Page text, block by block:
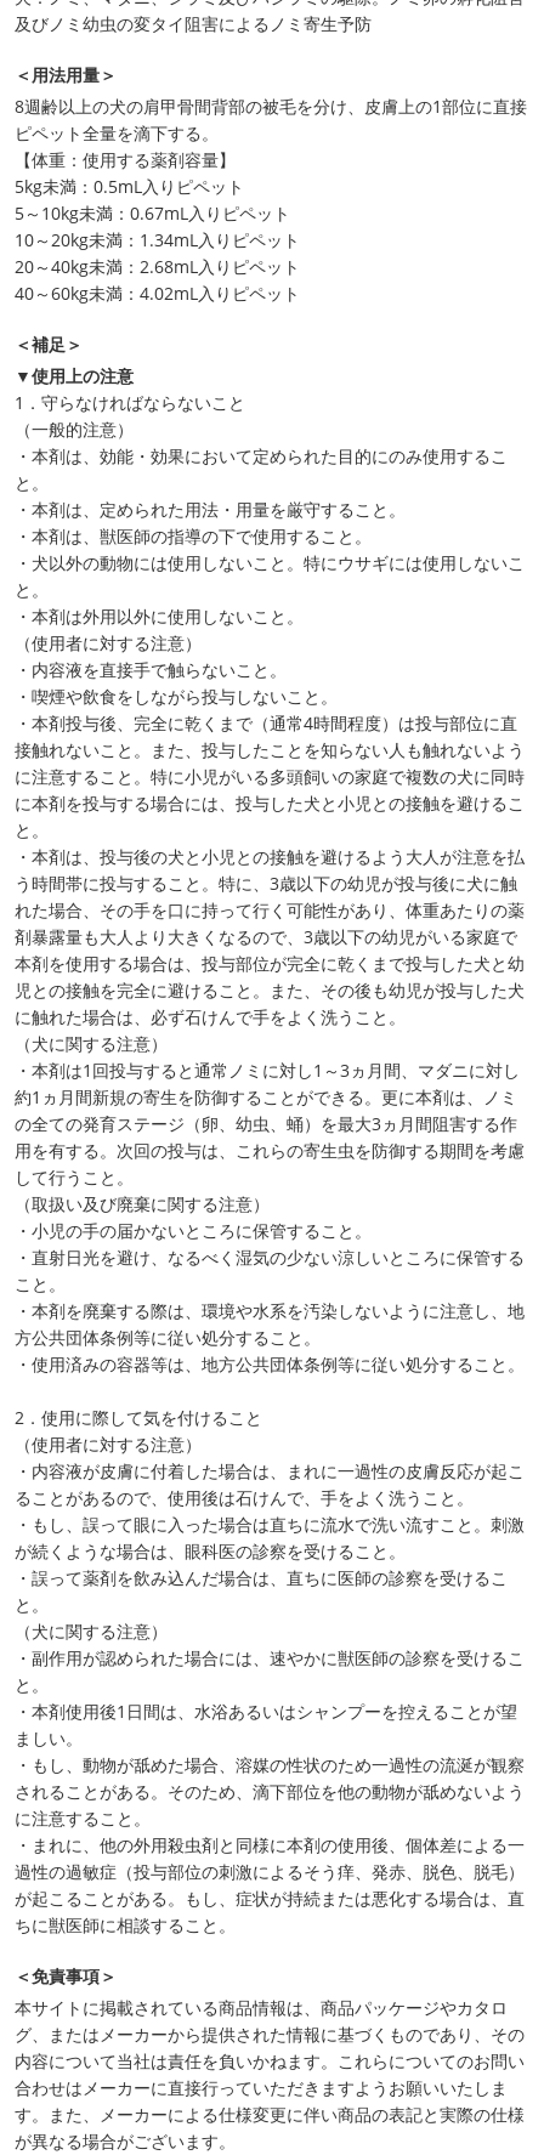
及びノミ幼虫の変タイ阻害によるノミ寄生予防
＜用法用量＞
8週齢以上の犬の肩甲骨間背部の被毛を分け、皮膚上の1部位に直接
ピペット全量を滴下する。
【体重：使用する薬剤容量】
5kg未満：0.5mL入りピペット
5～10kg未満：0.67mL入りピペット
10～20kg未満：1.34mL入りピペット
20～40kg未満：2.68mL入りピペット
40～60kg未満：4.02mL入りピペット
＜補足＞
▼使用上の注意
1．守らなければならないこと
（一般的注意）
・本剤は、効能・効果において定められた目的にのみ使用するこ
と。
・本剤は、定められた用法・用量を厳守すること。
・本剤は、獣医師の指導の下で使用すること。
・犬以外の動物には使用しないこと。特にウサギには使用しないこ
と。
・本剤は外用以外に使用しないこと。
（使用者に対する注意）
・内容液を直接手で触らないこと。
・喫煙や飲食をしながら投与しないこと。
・本剤投与後、完全に乾くまで（通常4時間程度）は投与部位に直
接触れないこと。また、投与したことを知らない人も触れないよう
に注意すること。特に小児がいる多頭飼いの家庭で複数の犬に同時
に本剤を投与する場合には、投与した犬と小児との接触を避けるこ
と。
・本剤は、投与後の犬と小児との接触を避けるよう大人が注意を払
う時間帯に投与すること。特に、3歳以下の幼児が投与後に犬に触
れた場合、その手を口に持って行く可能性があり、体重あたりの薬
剤暴露量も大人より大きくなるので、3歳以下の幼児がいる家庭で
本剤を使用する場合は、投与部位が完全に乾くまで投与した犬と幼
児との接触を完全に避けること。また、その後も幼児が投与した犬
に触れた場合は、必ず石けんで手をよく洗うこと。
（犬に関する注意）
・本剤は1回投与すると通常ノミに対し1～3ヵ月間、マダニに対し
約1ヵ月間新規の寄生を防御することができる。更に本剤は、ノミ
の全ての発育ステージ（卵、幼虫、蛹）を最大3ヵ月間阻害する作
用を有する。次回の投与は、これらの寄生虫を防御する期間を考慮
して行うこと。
（取扱い及び廃棄に関する注意）
・小児の手の届かないところに保管すること。
・直射日光を避け、なるべく湿気の少ない涼しいところに保管する
こと。
・本剤を廃棄する際は、環境や水系を汚染しないように注意し、地
方公共団体条例等に従い処分すること。
・使用済みの容器等は、地方公共団体条例等に従い処分すること。
2．使用に際して気を付けること
（使用者に対する注意）
・内容液が皮膚に付着した場合は、まれに一過性の皮膚反応が起こ
ることがあるので、使用後は石けんで、手をよく洗うこと。
・もし、誤って眼に入った場合は直ちに流水で洗い流すこと。刺激
が続くような場合は、眼科医の診察を受けること。
・誤って薬剤を飲み込んだ場合は、直ちに医師の診察を受けるこ
と。
（犬に関する注意）
・副作用が認められた場合には、速やかに獣医師の診察を受けるこ
と。
・本剤使用後1日間は、水浴あるいはシャンプーを控えることが望
ましい。
・もし、動物が舐めた場合、溶媒の性状のため一過性の流涎が観察
されることがある。そのため、滴下部位を他の動物が舐めないよう
に注意すること。
・まれに、他の外用殺虫剤と同様に本剤の使用後、個体差による一
過性の過敏症（投与部位の刺激によるそう痒、発赤、脱色、脱毛）
が起こることがある。もし、症状が持続または悪化する場合は、直
ちに獣医師に相談すること。
＜免責事項＞
本サイトに掲載されている商品情報は、商品パッケージやカタロ
グ、またはメーカーから提供された情報に基づくものであり、その
内容について当社は責任を負いかねます。これらについてのお問い
合わせはメーカーに直接行っていただきますようお願いいたしま
す。また、メーカーによる仕様変更に伴い商品の表記と実際の仕様
が異なる場合がございます。